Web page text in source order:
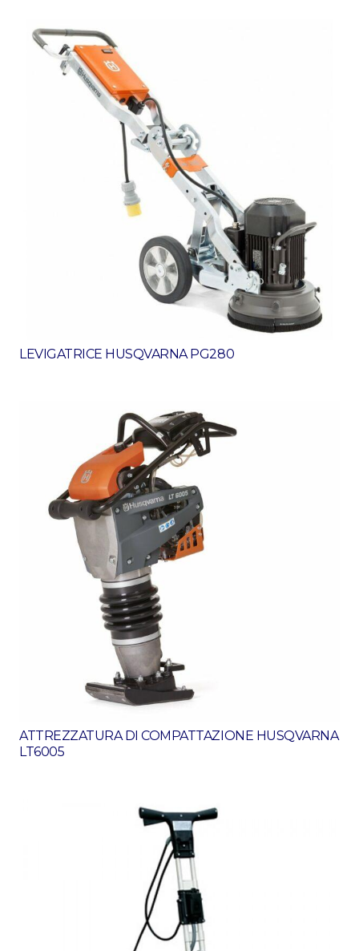
LEVIGATRICE HUSQVARNA PG280
ATTREZZATURA DI COMPATTAZIONE HUSQVARNA
LT6005